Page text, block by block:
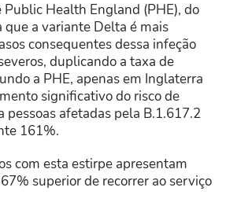
Public Health England (PHE), do
que a variante Delta é mais
consequentes dessa infeção
duplicando a taxa de
a PHE, apenas em Inglaterra
significativo do risco de
pessoas afetadas pela B.1.617.2
161%.
com esta estirpe apresentam
superior de recorrer ao serviço